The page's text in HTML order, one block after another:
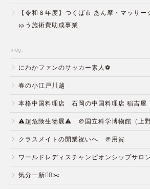
【令和８年度】つくば市 あん摩・マッサー
ゅう施術費助成事業
blog:
にわかファンのサッカー素人⚽️
春の小江戸川越
本格中国料理店 石岡の中国料理店 稲吉屋
⚠️超危険生物展⚠️ ＠国立科学博物館（上野
クラスメイトの開業祝いへ ＠用賀
ワールドレディスチャンピオンシップサロ
気分一新💇‍♂️✂️